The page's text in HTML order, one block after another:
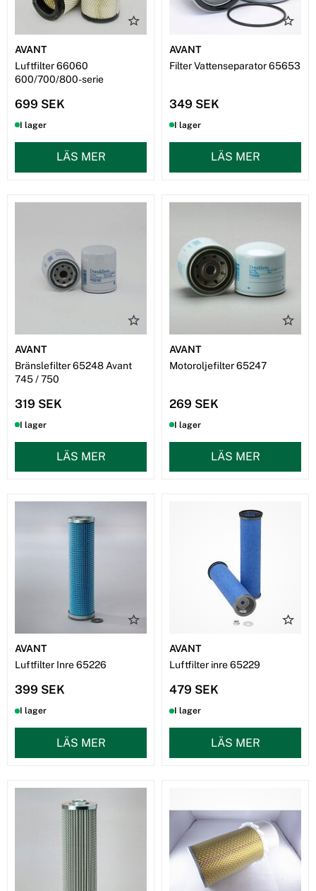
AVANT
Luftfilter 66060
600/700/800-serie
699 SEK
I lager
LÄS MER
AVANT
Filter Vattenseparator 65653
349 SEK
I lager
LÄS MER
AVANT
Bränslefilter 65248 Avant
745 / 750
319 SEK
I lager
LÄS MER
AVANT
Motoroljefilter 65247
269 SEK
I lager
LÄS MER
AVANT
Luftfilter Inre 65226
399 SEK
I lager
LÄS MER
AVANT
Luftfilter inre 65229
479 SEK
I lager
LÄS MER